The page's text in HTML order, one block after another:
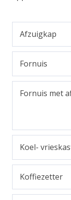
Afzuigkap
Fornuis
Fornuis met
Koel-
Koffiezetter